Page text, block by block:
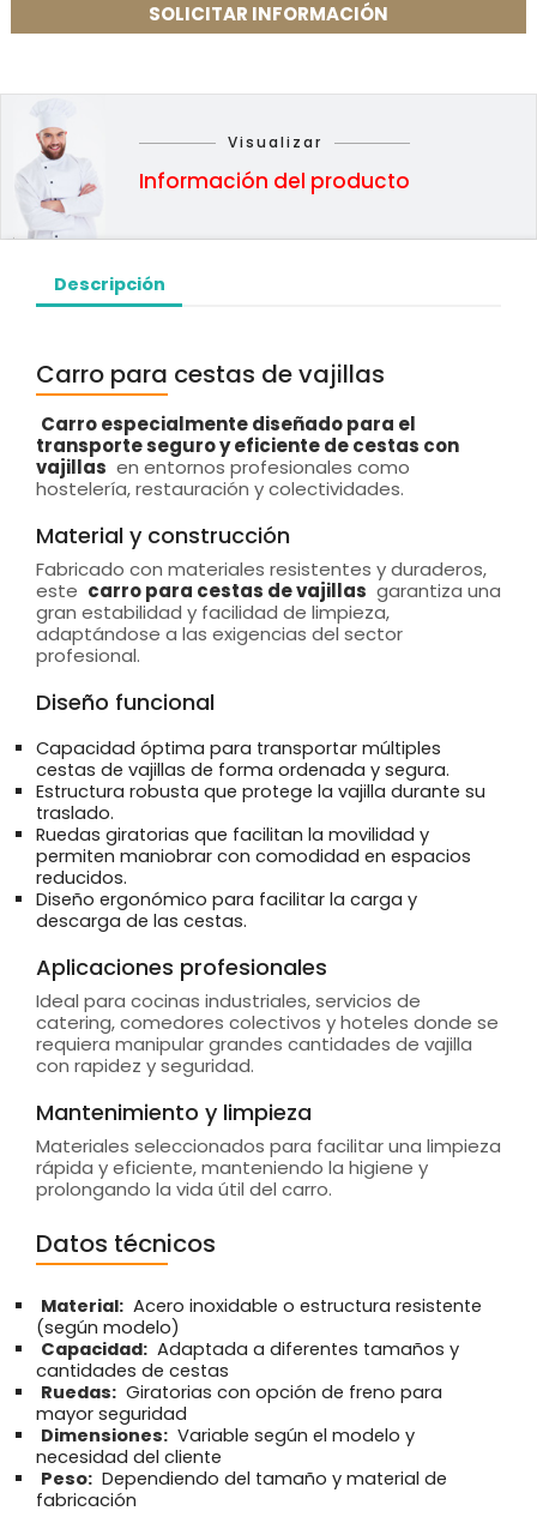
SOLICITAR INFORMACIÓN
Visualizar
Información del producto
Descripción
Carro para cestas de vajillas
Carro especialmente diseñado para el
transporte seguro y eficiente de cestas con
vajillas en entornos profesionales como
hostelería, restauración y colectividades.
Material y construcción
Fabricado con materiales resistentes y duraderos,
este carro para cestas de vajillas garantiza una
gran estabilidad y facilidad de limpieza,
adaptándose a las exigencias del sector
profesional.
Diseño funcional
Capacidad óptima para transportar múltiples
cestas de vajillas de forma ordenada y segura.
Estructura robusta que protege la vajilla durante su
traslado.
Ruedas giratorias que facilitan la movilidad y
permiten maniobrar con comodidad en espacios
reducidos.
Diseño ergonómico para facilitar la carga y
descarga de las cestas.
Aplicaciones profesionales
Ideal para cocinas industriales, servicios de
catering, comedores colectivos y hoteles donde se
requiera manipular grandes cantidades de vajilla
con rapidez y seguridad.
Mantenimiento y limpieza
Materiales seleccionados para facilitar una limpieza
rápida y eficiente, manteniendo la higiene y
prolongando la vida útil del carro.
Datos técnicos
Material: Acero inoxidable o estructura resistente
(según modelo)
Capacidad: Adaptada a diferentes tamaños y
cantidades de cestas
Ruedas: Giratorias con opción de freno para
mayor seguridad
Dimensiones: Variable según el modelo y
necesidad del cliente
Peso: Dependiendo del tamaño y material de
fabricación